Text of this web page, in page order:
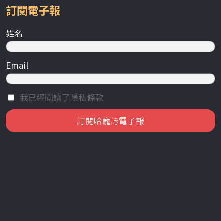
訂閱電子報
姓名
Email
我已經閱讀了隱私條款